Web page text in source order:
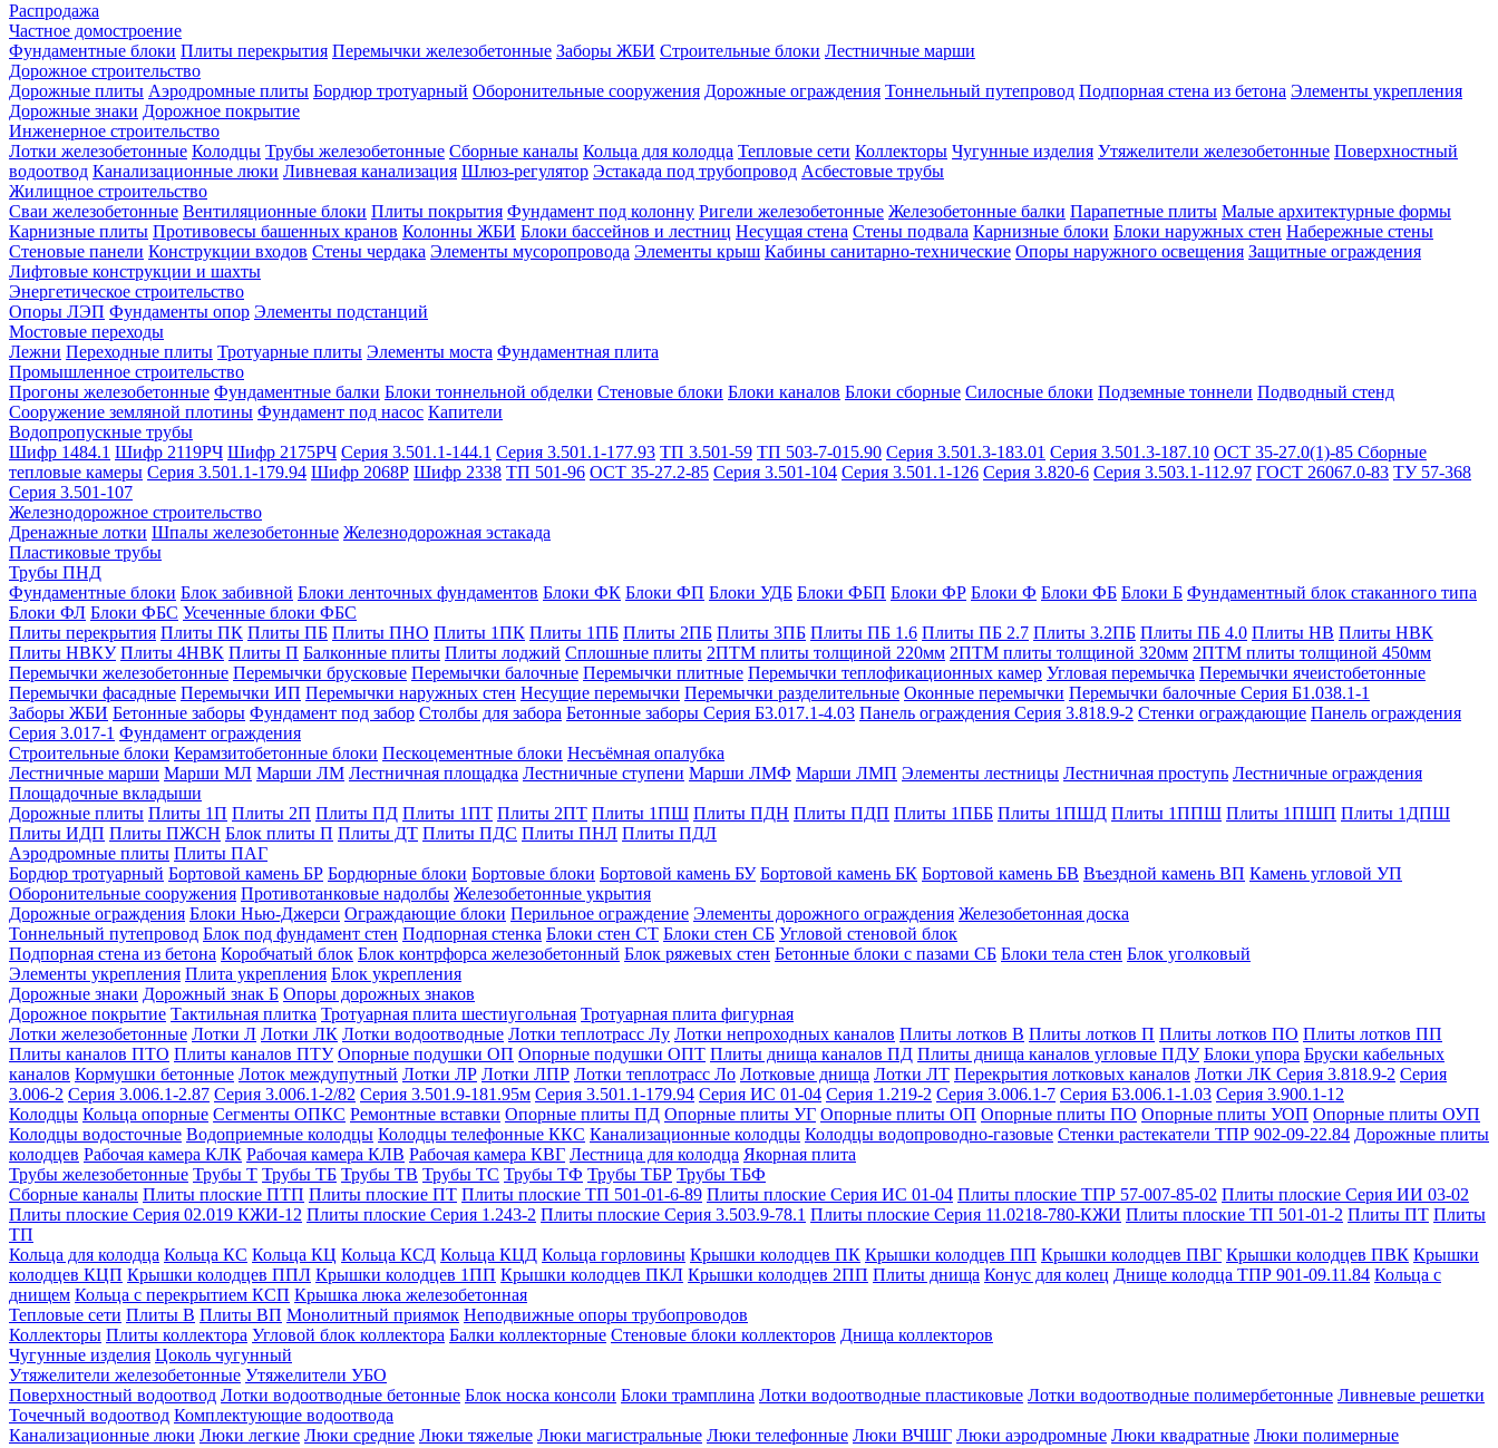
Распродажа
Частное домостроение
Фундаментные блоки Плиты перекрытия Перемычки железобетонные Заборы ЖБИ Строительные блоки Лестничные марши
Дорожное строительство
Дорожные плиты Аэродромные плиты Бордюр тротуарный Оборонительные сооружения Дорожные ограждения Тоннельный путепровод Подпорная стена из бетона Элементы укрепления
Дорожные знаки Дорожное покрытие
Инженерное строительство
Лотки железобетонные Колодцы Трубы железобетонные Сборные каналы Кольца для колодца Тепловые сети Коллекторы Чугунные изделия Утяжелители железобетонные Поверхностный
водоотвод Канализационные люки Ливневая канализация Шлюз-регулятор Эстакада под трубопровод Асбестовые трубы
Жилищное строительство
Сваи железобетонные Вентиляционные блоки Плиты покрытия Фундамент под колонну Ригели железобетонные Железобетонные балки Парапетные плиты Малые архитектурные формы
Карнизные плиты Противовесы башенных кранов Колонны ЖБИ Блоки бассейнов и лестниц Несущая стена Стены подвала Карнизные блоки Блоки наружных стен Набережные стены
Стеновые панели Конструкции входов Стены чердака Элементы мусоропровода Элементы крыш Кабины санитарно-технические Опоры наружного освещения Защитные ограждения
Лифтовые конструкции и шахты
Энергетическое строительство
Опоры ЛЭП Фундаменты опор Элементы подстанций
Мостовые переходы
Лежни Переходные плиты Тротуарные плиты Элементы моста Фундаментная плита
Промышленное строительство
Прогоны железобетонные Фундаментные балки Блоки тоннельной обделки Стеновые блоки Блоки каналов Блоки сборные Силосные блоки Подземные тоннели Подводный стенд
Сооружение земляной плотины Фундамент под насос Капители
Водопропускные трубы
Шифр 1484.1 Шифр 2119РЧ Шифр 2175РЧ Серия 3.501.1-144.1 Серия 3.501.1-177.93 ТП 3.501-59 ТП 503-7-015.90 Серия 3.501.3-183.01 Серия 3.501.3-187.10 ОСТ 35-27.0(1)-85 Сборные
тепловые камеры Серия 3.501.1-179.94 Шифр 2068Р Шифр 2338 ТП 501-96 ОСТ 35-27.2-85 Серия 3.501-104 Серия 3.501.1-126 Серия 3.820-6 Серия 3.503.1-112.97 ГОСТ 26067.0-83 ТУ 57-368
Серия 3.501-107
Железнодорожное строительство
Дренажные лотки Шпалы железобетонные Железнодорожная эстакада
Пластиковые трубы
Трубы ПНД
Фундаментные блоки Блок забивной Блоки ленточных фундаментов Блоки ФК Блоки ФП Блоки УДБ Блоки ФБП Блоки ФР Блоки Ф Блоки ФБ Блоки Б Фундаментный блок стаканного типа
Блоки ФЛ Блоки ФБС Усеченные блоки ФБС
Плиты перекрытия Плиты ПК Плиты ПБ Плиты ПНО Плиты 1ПК Плиты 1ПБ Плиты 2ПБ Плиты 3ПБ Плиты ПБ 1.6 Плиты ПБ 2.7 Плиты 3.2ПБ Плиты ПБ 4.0 Плиты НВ Плиты НВК
Плиты НВКУ Плиты 4НВК Плиты П Балконные плиты Плиты лоджий Сплошные плиты 2ПТМ плиты толщиной 220мм 2ПТМ плиты толщиной 320мм 2ПТМ плиты толщиной 450мм
Перемычки железобетонные Перемычки брусковые Перемычки балочные Перемычки плитные Перемычки теплофикационных камер Угловая перемычка Перемычки ячеистобетонные
Перемычки фасадные Перемычки ИП Перемычки наружных стен Несущие перемычки Перемычки разделительные Оконные перемычки Перемычки балочные Серия Б1.038.1-1
Заборы ЖБИ Бетонные заборы Фундамент под забор Столбы для забора Бетонные заборы Серия Б3.017.1-4.03 Панель ограждения Серия 3.818.9-2 Стенки ограждающие Панель ограждения
Серия 3.017-1 Фундамент ограждения
Строительные блоки Керамзитобетонные блоки Пескоцементные блоки Несъёмная опалубка
Лестничные марши Марши МЛ Марши ЛМ Лестничная площадка Лестничные ступени Марши ЛМФ Марши ЛМП Элементы лестницы Лестничная проступь Лестничные ограждения
Площадочные вкладыши
Дорожные плиты Плиты 1П Плиты 2П Плиты ПД Плиты 1ПТ Плиты 2ПТ Плиты 1ПШ Плиты ПДН Плиты ПДП Плиты 1ПББ Плиты 1ПШД Плиты 1ППШ Плиты 1ПШП Плиты 1ДПШ
Плиты ИДП Плиты ПЖСН Блок плиты П Плиты ДТ Плиты ПДС Плиты ПНЛ Плиты ПДЛ
Аэродромные плиты Плиты ПАГ
Бордюр тротуарный Бортовой камень БР Бордюрные блоки Бортовые блоки Бортовой камень БУ Бортовой камень БК Бортовой камень БВ Въездной камень ВП Камень угловой УП
Оборонительные сооружения Противотанковые надолбы Железобетонные укрытия
Дорожные ограждения Блоки Нью-Джерси Ограждающие блоки Перильное ограждение Элементы дорожного ограждения Железобетонная доска
Тоннельный путепровод Блок под фундамент стен Подпорная стенка Блоки стен СТ Блоки стен СБ Угловой стеновой блок
Подпорная стена из бетона Коробчатый блок Блок контрфорса железобетонный Блок ряжевых стен Бетонные блоки с пазами СБ Блоки тела стен Блок уголковый
Элементы укрепления Плита укрепления Блок укрепления
Дорожные знаки Дорожный знак Б Опоры дорожных знаков
Дорожное покрытие Тактильная плитка Тротуарная плита шестиугольная Тротуарная плита фигурная
Лотки железобетонные Лотки Л Лотки ЛК Лотки водоотводные Лотки теплотрасс Лу Лотки непроходных каналов Плиты лотков В Плиты лотков П Плиты лотков ПО Плиты лотков ПП
Плиты каналов ПТО Плиты каналов ПТУ Опорные подушки ОП Опорные подушки ОПТ Плиты днища каналов ПД Плиты днища каналов угловые ПДУ Блоки упора Бруски кабельных
каналов Кормушки бетонные Лоток междупутный Лотки ЛР Лотки ЛПР Лотки теплотрасс Ло Лотковые днища Лотки ЛТ Перекрытия лотковых каналов Лотки ЛК Серия 3.818.9-2 Серия
3.006-2 Серия 3.006.1-2.87 Серия 3.006.1-2/82 Серия 3.501.9-181.95м Серия 3.501.1-179.94 Серия ИС 01-04 Серия 1.219-2 Серия 3.006.1-7 Серия Б3.006.1-1.03 Серия 3.900.1-12
Колодцы Кольца опорные Сегменты ОПКС Ремонтные вставки Опорные плиты ПД Опорные плиты УГ Опорные плиты ОП Опорные плиты ПО Опорные плиты УОП Опорные плиты ОУП
Колодцы водосточные Водоприемные колодцы Колодцы телефонные ККС Канализационные колодцы Колодцы водопроводно-газовые Стенки растекатели ТПР 902-09-22.84 Дорожные плиты
колодцев Рабочая камера КЛК Рабочая камера КЛВ Рабочая камера КВГ Лестница для колодца Якорная плита
Трубы железобетонные Трубы Т Трубы ТБ Трубы ТВ Трубы ТС Трубы ТФ Трубы ТБР Трубы ТБФ
Сборные каналы Плиты плоские ПТП Плиты плоские ПТ Плиты плоские ТП 501-01-6-89 Плиты плоские Серия ИС 01-04 Плиты плоские ТПР 57-007-85-02 Плиты плоские Серия ИИ 03-02
Плиты плоские Серия 02.019 КЖИ-12 Плиты плоские Серия 1.243-2 Плиты плоские Серия 3.503.9-78.1 Плиты плоские Серия 11.0218-780-КЖИ Плиты плоские ТП 501-01-2 Плиты ПТ Плиты
ТП
Кольца для колодца Кольца КС Кольца КЦ Кольца КСД Кольца КЦД Кольца горловины Крышки колодцев ПК Крышки колодцев ПП Крышки колодцев ПВГ Крышки колодцев ПВК Крышки
колодцев КЦП Крышки колодцев ППЛ Крышки колодцев 1ПП Крышки колодцев ПКЛ Крышки колодцев 2ПП Плиты днища Конус для колец Днище колодца ТПР 901-09.11.84 Кольца с
днищем Кольца с перекрытием КСП Крышка люка железобетонная
Тепловые сети Плиты В Плиты ВП Монолитный приямок Неподвижные опоры трубопроводов
Коллекторы Плиты коллектора Угловой блок коллектора Балки коллекторные Стеновые блоки коллекторов Днища коллекторов
Чугунные изделия Цоколь чугунный
Утяжелители железобетонные Утяжелители УБО
Поверхностный водоотвод Лотки водоотводные бетонные Блок носка консоли Блоки трамплина Лотки водоотводные пластиковые Лотки водоотводные полимербетонные Ливневые решетки
Точечный водоотвод Комплектующие водоотвода
Канализационные люки Люки легкие Люки средние Люки тяжелые Люки магистральные Люки телефонные Люки ВЧШГ Люки аэродромные Люки квадратные Люки полимерные